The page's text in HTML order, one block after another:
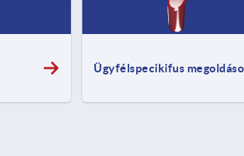
Ügyfélspecikifus